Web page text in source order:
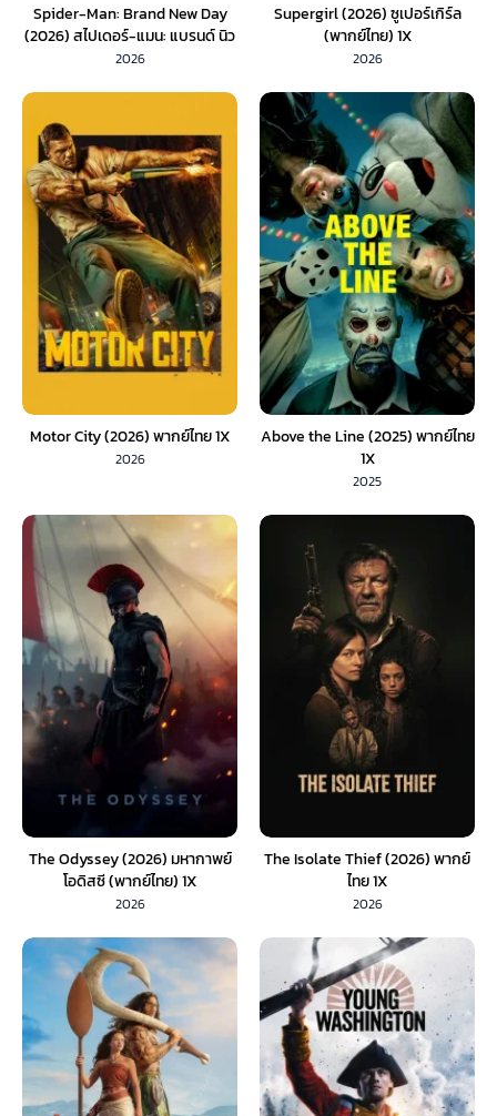
Spider-Man: Brand New Day
(2026) สไปเดอร์-แมน: แบรนด์ นิว
เดย์ (พากย์ไทย) 1X
2026
Supergirl (2026) ซูเปอร์เกิร์ล
(พากย์ไทย) 1X
2026
Motor City (2026) พากย์ไทย 1X
2026
Above the Line (2025) พากย์ไทย
1X
2025
The Odyssey (2026) มหากาพย์
โอดิสซี (พากย์ไทย) 1X
2026
The Isolate Thief (2026) พากย์
ไทย 1X
2026